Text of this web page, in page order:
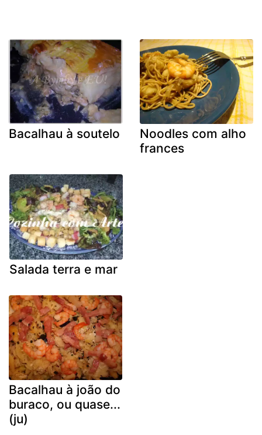
Bacalhau à soutelo
Noodles com alho
frances
Salada terra e mar
Bacalhau à joão do
buraco, ou quase...
(ju)